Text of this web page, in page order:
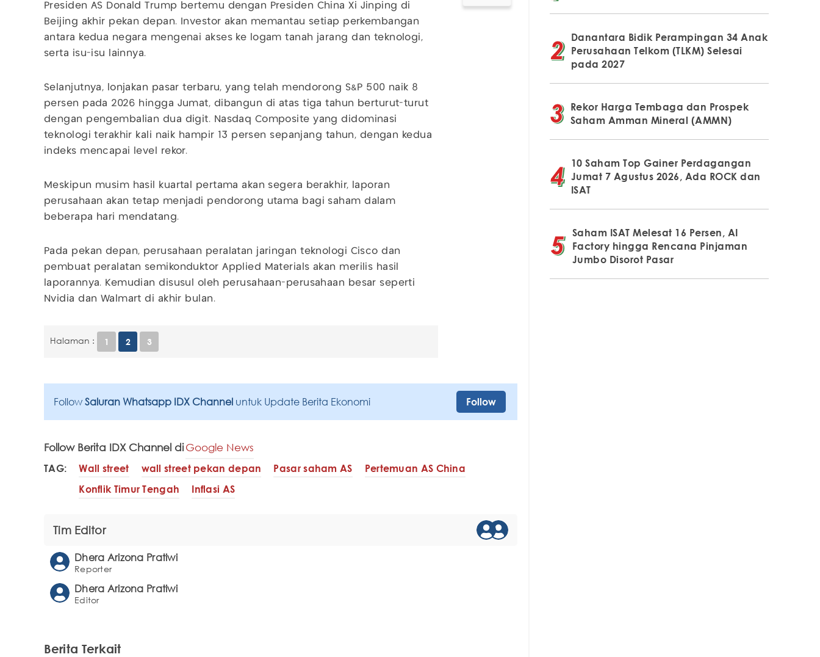
Presiden AS Donald Trump bertemu dengan Presiden China Xi Jinping di
Beijing akhir pekan depan. Investor akan memantau setiap perkembangan
antara kedua negara mengenai akses ke logam tanah jarang dan teknologi,
serta isu-isu lainnya.
Selanjutnya, lonjakan pasar terbaru, yang telah mendorong S&P 500 naik 8
persen pada 2026 hingga Jumat, dibangun di atas tiga tahun berturut-turut
dengan pengembalian dua digit. Nasdaq Composite yang didominasi
teknologi terakhir kali naik hampir 13 persen sepanjang tahun, dengan kedua
indeks mencapai level rekor.
Meskipun musim hasil kuartal pertama akan segera berakhir, laporan
perusahaan akan tetap menjadi pendorong utama bagi saham dalam
beberapa hari mendatang.
Pada pekan depan, perusahaan peralatan jaringan teknologi Cisco dan
pembuat peralatan semikonduktor Applied Materials akan merilis hasil
laporannya. Kemudian disusul oleh perusahaan-perusahaan besar seperti
Nvidia dan Walmart di akhir bulan.
Halaman : 1 2 3
Follow Saluran Whatsapp IDX Channel untuk Update Berita Ekonomi Follow
Follow Berita IDX Channel diGoogle News
TAG: Wall street wall street pekan depan Pasar saham AS
Pertemuan AS China
Konflik Timur Tengah
Inflasi AS
Tim Editor
Dhera Arizona Pratiwi
Reporter
Dhera Arizona Pratiwi
Editor
Berita Terkait
Danantara Bidik Perampingan 34 Anak
Perusahaan Telkom (TLKM) Selesai
pada 2027
Rekor Harga Tembaga dan Prospek
Saham Amman Mineral (AMMN)
10 Saham Top Gainer Perdagangan
Jumat 7 Agustus 2026, Ada ROCK dan
ISAT
Saham ISAT Melesat 16 Persen, AI
Factory hingga Rencana Pinjaman
Jumbo Disorot Pasar